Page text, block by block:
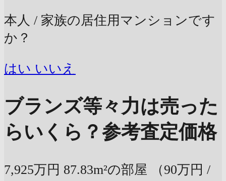
本人 / 家族の居住用マンションです
か？
はい いいえ
ブランズ等々力は売った
らいくら？参考査定価格
7,925万円 87.83m²の部屋
（90万円 /